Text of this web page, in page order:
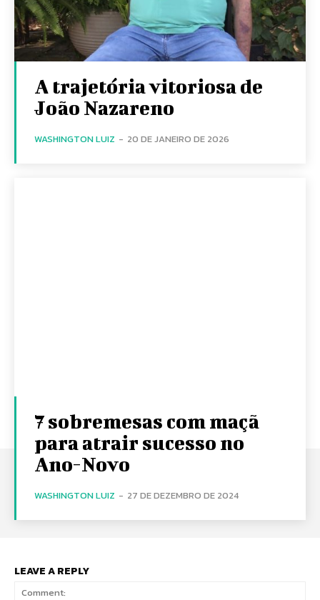
A trajetória vitoriosa de
João Nazareno
WASHINGTON LUIZ - 20 DE JANEIRO DE 2026
7 sobremesas com maçã
para atrair sucesso no
Ano-Novo
WASHINGTON LUIZ - 27 DE DEZEMBRO DE 2024
LEAVE A REPLY